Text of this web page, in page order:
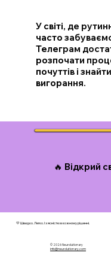
У світі, де
часто
Телеграм
розпочати
почуттів і
вигорання.
🔥 Відкрий
💛 Швидко. Легко. І з ясністю в кожному рішенні.
© 2026 Neurolutionary
info@neurolutionary.com